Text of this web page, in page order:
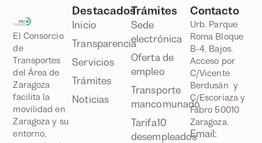
El Consorcio
de
Transportes
del Área de
Zaragoza
facilita la
movilidad en
Zaragoza y su
entorno,
Trámites
Sede
electrónica
Oferta de
empleo
Transporte
mancomunado
Tarifa10
desempleados
Destacados
Inicio
Transparencia
Servicios
Trámites
Noticias
Contacto
Urb. Parque
Roma Bloque
B-4, Bajos.
Acceso por
C/Vicente
Berdusán y
C/Escoriaza y
Fabro 50010
Zaragoza.
Email: